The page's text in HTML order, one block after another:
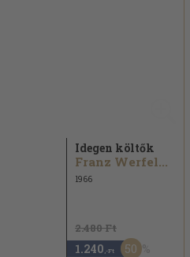
Idegen költők
Franz Werfel...
1966
2.480 Ft
1.240 ,-Ft 50